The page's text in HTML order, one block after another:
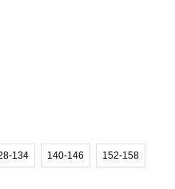
134 140-146 152-158